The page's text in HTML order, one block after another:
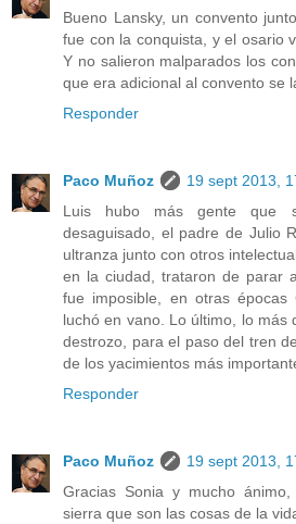
Bueno Lansky, un convento
fue con la conquista, y el osario
Y no salieron malparados los
que era adicional al convento se
Responder
Paco Muñoz
19 sept 2013,
Luis hubo más gente que
desaguisado, el padre de Julio
ultranza junto con otros
en la ciudad, trataron de parar
fue imposible, en otras épocas
luchó en vano. Lo último, lo más
destrozo, para el paso del tren
de los yacimientos más
Responder
Paco Muñoz
19 sept 2013,
Gracias Sonia y mucho
sierra que son las cosas de la